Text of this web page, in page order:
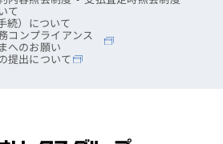
て
続）について
コンプライアンス
へのお願い
提出について